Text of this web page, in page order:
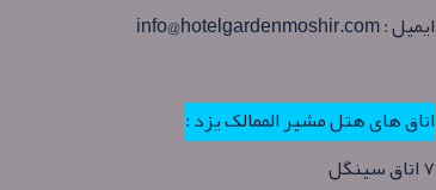
ایمیل : info@hotelgardenmoshir.com
اتاق های هتل مشیر الممالک یزد :
۷ اتاق سینگل